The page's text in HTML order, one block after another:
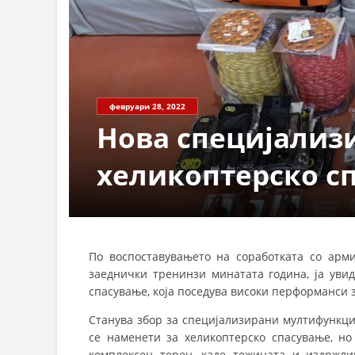
февруари 28, 2022
Нова
хеликоптерско
По воспоставувањето на соработката со
заеднички тренинзи минатата година, ја
спасување, која поседува високи
Станува збор за специјализирани
се наменети за хеликоптерско спасување,